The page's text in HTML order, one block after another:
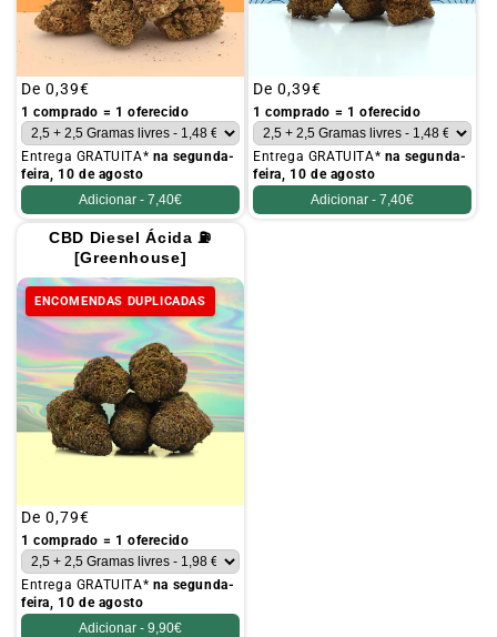
Preço
habitual
De 0,39€
1 comprado = 1 oferecido
Entrega GRATUITA* na segunda-
feira, 10 de agosto
Adicionar - 7,40€
Preço
habitual
De 0,39€
1 comprado = 1 oferecido
Entrega GRATUITA* na segunda-
feira, 10 de agosto
Adicionar - 7,40€
CBD Diesel Ácida ⛽
[Greenhouse]
ENCOMENDAS DUPLICADAS
Preço
habitual
De 0,79€
1 comprado = 1 oferecido
Entrega GRATUITA* na segunda-
feira, 10 de agosto
Adicionar - 9,90€